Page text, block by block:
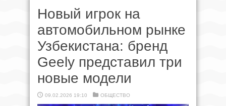
Новый игрок на
автомобильном рынке
Узбекистана: бренд
Geely представил три
новые модели
09.02.2026 19:10 ОБЩЕСТВО